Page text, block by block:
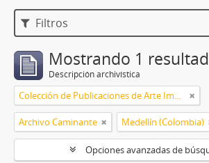
Filtros
Mostrando 1
Descripción archivística
Colección de Publicaciones de Arte Impreso
Archivo Caminante Medellín (Colombia)
Opciones avanzadas de